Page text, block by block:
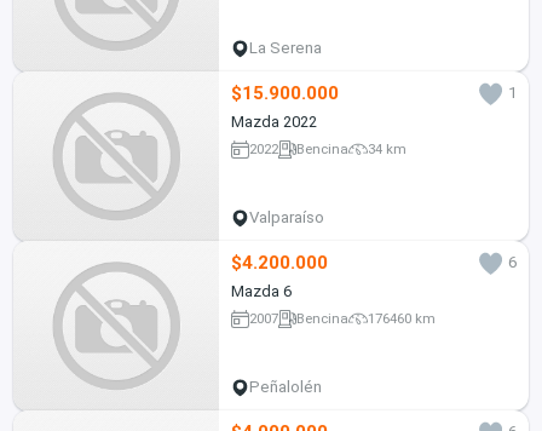
La Serena
$15.900.000
1
Mazda 2022
2022 Bencina 34 km
Valparaíso
$4.200.000
6
Mazda 6
2007 Bencina 176460 km
Peñalolén